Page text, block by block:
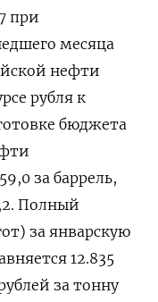
при
месяца
нефти
рубля ⁠к
бюджета
за баррель,
Полный
‌за январскую
12.835
за тонну